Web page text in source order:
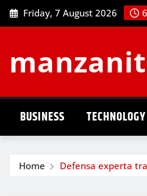
Skip
to
Friday, 7 August 2026
BUSINESS TECHNOLOGY
Home Defensa experta